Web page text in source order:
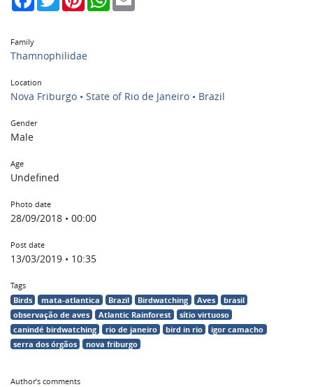
Family
Thamnophilidae
Location
Nova Friburgo • State of Rio de Janeiro • Brazil
Gender
Male
Age
Undefined
Photo date
28/09/2018 • 00:00
Post date
13/03/2019 • 10:35
Tags
Birds mata-atlantica Brazil Birdwatching Aves
brasil
observação de aves
Atlantic Rainforest
sítio virtuoso
canindé birdwatching
rio de janeiro bird in rio
igor camacho
serra dos órgãos
nova friburgo
Author’s comments